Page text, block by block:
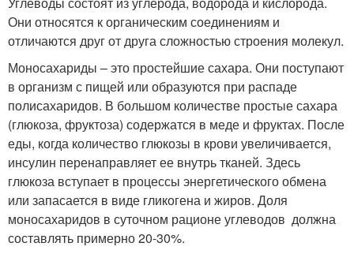
Они относятся к органическим соединениям и
отличаются друг от друга сложностью строения молекул.
Моносахариды – это простейшие сахара. Они поступают
в организм с пищей или образуются при распаде
полисахаридов. В большом количестве простые сахара
(глюкоза, фруктоза) содержатся в меде и фруктах. После
еды, когда количество глюкозы в крови увеличивается,
инсулин перенаправляет ее внутрь тканей. Здесь
глюкоза вступает в процессы энергетического обмена
или запасается в виде гликогена и жиров. Доля
моносахаридов в суточном рационе углеводов должна
составлять примерно 20-30%.